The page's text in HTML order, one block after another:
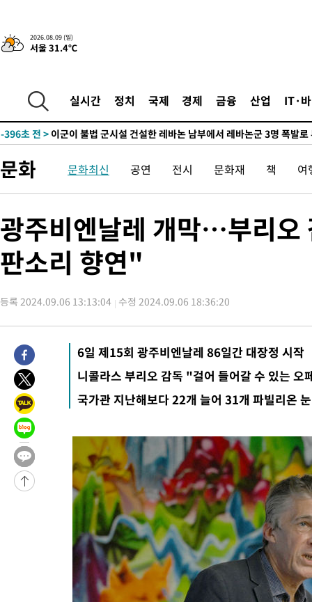
2026.08.09 (일)
서울 31.4℃
실시간 정치 국제 경제 금융 산업 IT·
-23241초 전 >이강인, 오늘 서울서 AT마드리드 입단식…'전례 없는 특급대
-3188초 전 >
튀르키예 외무장관, "메카 3국 방위협정은 이란이 목표 아냐 "
41분 전 >[속보]美중부 사령관, 이스라엘 긴급방문 다중화된 전선 상황 논의
론 누출”
1시간 전 >
‘축구의 신’ 아르헨티나 축구 선수 메시의 부친 지병 별세
1시간 전 >“美 이란전 무기 소진…북한과 분쟁시 주한 미군 취약해질 수 있어”
-29945초 전 >
[속보]장은수, KLPGA 제주삼다수 역전 우승…데뷔 10년 차에
정상
-25310초 전 >"얼마나 더웠으면"…안동 물길공원서 헤엄친 구렁이 '소동'
-25237초 전 >손흥민, 68분 뛰고 2경기 침묵…LAFC, 톨루카에 1-0 승리(종
-24509초 전 >'2경기 연속 침묵' 손흥민, 톨루카전 68분만 뛰고 슈팅 0개
'여긴 20도, 저긴 50도'…열화상 카메라로 본 폭염 저감시설 '
차'
-3208초 전 >
튀르키예 외무장관, "메카 3국 방위협정은 이란이 목표 아냐 "
-416초 전 >
이군이 불법 군시설 건설한 레바논 남부에서 레바논군 3명 폭발로
41분 전 >
1시간 전 >
美 국방부, 켄달 전 공군장관 보안허가 취소…“에어포스원 기밀정
론 누출”
1시간 전 >
1시간 전 >
“美 이란전 무기 소진…북한과 분쟁시 주한 미군 취약해질 수 있어”
문화 문화최신 공연 전시 문화재 책 여
광주비엔날레 개막…부리
판소리 향연"
등록 2024.09.06 13:13:04 수정 2024.09.06 18:36:20
6일 제15회 광주비엔날레 86일간 대장정 시작
니콜라스 부리오 감독 "걸어 들어갈 수 있는 오
국가관 지난해보다 22개 늘어 31개 파빌리온